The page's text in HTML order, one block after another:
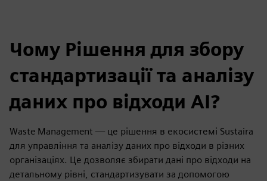
Чому Рішення для збору
стандартизації та аналізу
даних про відходи AI?
Waste Management — це рішення в екосистемі Sustaira
для управління та аналізу даних про відходи в різних
організаціях. Це дозволяє збирати дані про відходи на
детальному рівні, стандартизувати за допомогою